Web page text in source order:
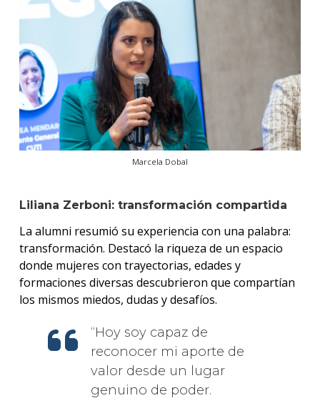
Marcela Dobal
Liliana Zerboni: transformación compartida
La alumni resumió su experiencia con una palabra:
transformación. Destacó la riqueza de un espacio
donde mujeres con trayectorias, edades y
formaciones diversas descubrieron que compartían
los mismos miedos, dudas y desafíos.
Hoy soy capaz de
reconocer mi aporte de
valor desde un lugar
genuino de poder.